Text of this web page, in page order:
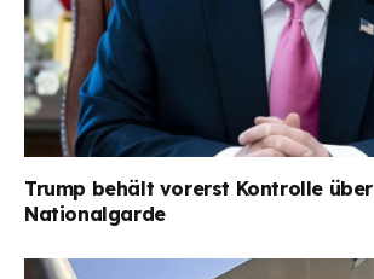
Trump behält vorerst Kontrolle über
Nationalgarde